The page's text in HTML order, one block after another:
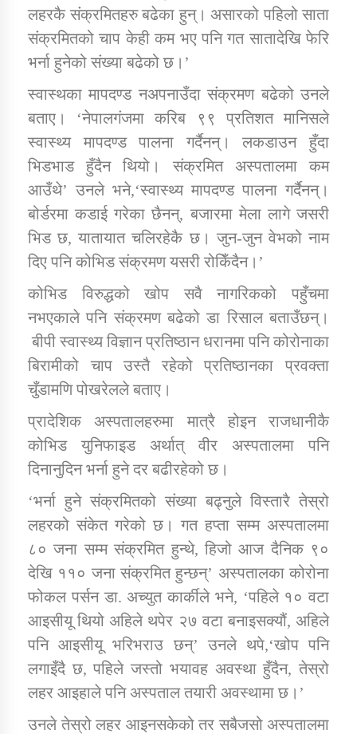
कार्यक्रम कार्यान्वयन एकाई जुम्लाको सुचना
कर्णाली प्राविधि शिक्षालय जुम्लाको सुचना
तातोपानी गाउँपालिकाको न्यायिक समिति सम्बन्धी सन्देश
तातोपानी गाउँपालिका जुम्लाको महिला तथा लैङ्गिक हिंसा
सम्बन्धी सूचना सन्देश
तातोपानी गाउँपालिका जुम्लाको महिनावारी सम्बन्धिकाे
तातोपानी गाउँपालिका जुम्लाको बालविवाह सन्देश
तातोपानी गाउँपालिका जुम्लाको सूचना
तातोपानी गाउँपालिका जुम्लाको सूचना
लहरकै संक्रमितहरु बढेका हुन्। असारको पहिलो साता
संक्रमितको चाप केही कम भए पनि गत सातादेखि फेरि
भर्ना हुनेको संख्या बढेको छ।’
स्वास्थका मापदण्ड नअपनाउँदा संक्रमण बढेको उनले
बताए। ‘नेपालगंजमा करिब ९९ प्रतिशत मानिसले
स्वास्थ्य मापदण्ड पालना गर्दैनन्। लकडाउन हुँदा
भिडभाड हुँदैन थियो। संक्रमित अस्पतालमा कम
आउँथे’ उनले भने,‘स्वास्थ्य मापदण्ड पालना गर्दैनन्।
बोर्डरमा कडाई गरेका छैनन्, बजारमा मेला लागे जसरी
भिड छ, यातायात चलिरहेकै छ। जुन-जुन वेभको नाम
दिए पनि कोभिड संक्रमण यसरी रोकिँदैन।’
कोभिड विरुद्धको खोप सवै नागरिकको पहुँचमा
नभएकाले पनि संक्रमण बढेको डा रिसाल बताउँछन्।
बीपी स्वास्थ्य विज्ञान प्रतिष्ठान धरानमा पनि कोरोनाका
बिरामीको चाप उस्तै रहेको प्रतिष्ठानका प्रवक्ता
चुँडामणि पोखरेलले बताए।
प्रादेशिक अस्पतालहरुमा मात्रै होइन राजधानीकै
कोभिड युनिफाइड अर्थात् वीर अस्पतालमा पनि
दिनानुदिन भर्ना हुने दर बढीरहेको छ।
‘भर्ना हुने संक्रमितको संख्या बढ्नुले विस्तारै तेस्रो
लहरको संकेत गरेको छ। गत हप्ता सम्म अस्पतालमा
८० जना सम्म संक्रमित हुन्थे, हिजो आज दैनिक ९०
देखि ११० जना संक्रमित हुन्छन्’ अस्पतालका कोरोना
फोकल पर्सन डा. अच्युत कार्कीले भने, ‘पहिले १० वटा
आइसीयू थियो अहिले थपेर २७ वटा बनाइसक्यौं, अहिले
पनि आइसीयू भरिभराउ छन्’ उनले थपे,‘खोप पनि
लगाइँदै छ, पहिले जस्तो भयावह अवस्था हुँदैन, तेस्रो
लहर आइहाले पनि अस्पताल तयारी अवस्थामा छ।’
उनले तेस्रो लहर आइनसकेको तर सबैजसो अस्पतालमा